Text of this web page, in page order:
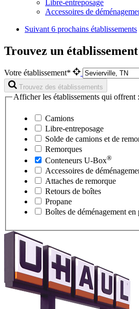
Libre-entreposage
Accessoires de
Suivant 6 prochains établissements
Trouvez un
Votre établissement*
Trouvez des établissements
Afficher les établissements qui offrent :
Camions
Libre-entreposage
Solde de camions et de
Remorques
Conteneurs U-Box®
Accessoires de
Attaches de remorque
Retours de boîtes
Propane
Boîtes de déménagement en